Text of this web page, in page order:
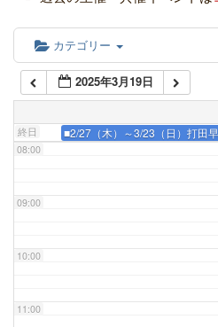
カテゴリー
2025年3月19日
終日 ■2/27（木）～3/23（日）打田
06:00
07:00
08:00
09:00
10:00
11:00